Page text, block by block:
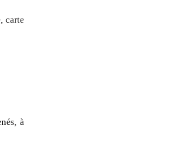
carte
à